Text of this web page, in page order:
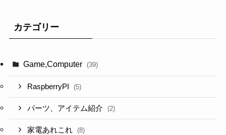
カテゴリー
Game,Computer (39)
RaspberryPI (5)
パーツ、アイテム紹介 (2)
家電あれこれ (8)